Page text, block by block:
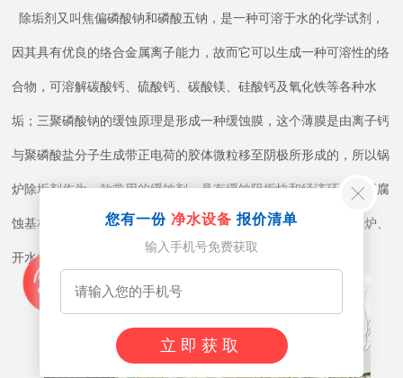
除垢剂又叫焦偏磷酸钠和磷酸五钠，是一种可溶于水的化学试剂，
因其具有优良的络合金属离子能力，故而它可以生成一种可溶性的络
合物，可溶解碳酸钙、硫酸钙、碳酸镁、硅酸钙及氧化铁等各种水
垢；三聚磷酸钠的缓蚀原理是形成一种缓蚀膜，这个薄膜是由离子钙
与聚磷酸盐分子生成带正电荷的胶体微粒移至阴极所形成的，所以锅
炉除垢剂作为一款常用的缓蚀剂，具有缓蚀阻垢快和经济环保、不腐
蚀基材等作用，适用于热水锅炉、采暖锅炉、燃煤锅炉、燃气锅炉、
开水炉、蒸汽锅炉、电锅炉、板式换热器等设备的除垢。
您有一份 净水设备 报价清单
输入手机号免费获取
立即获取